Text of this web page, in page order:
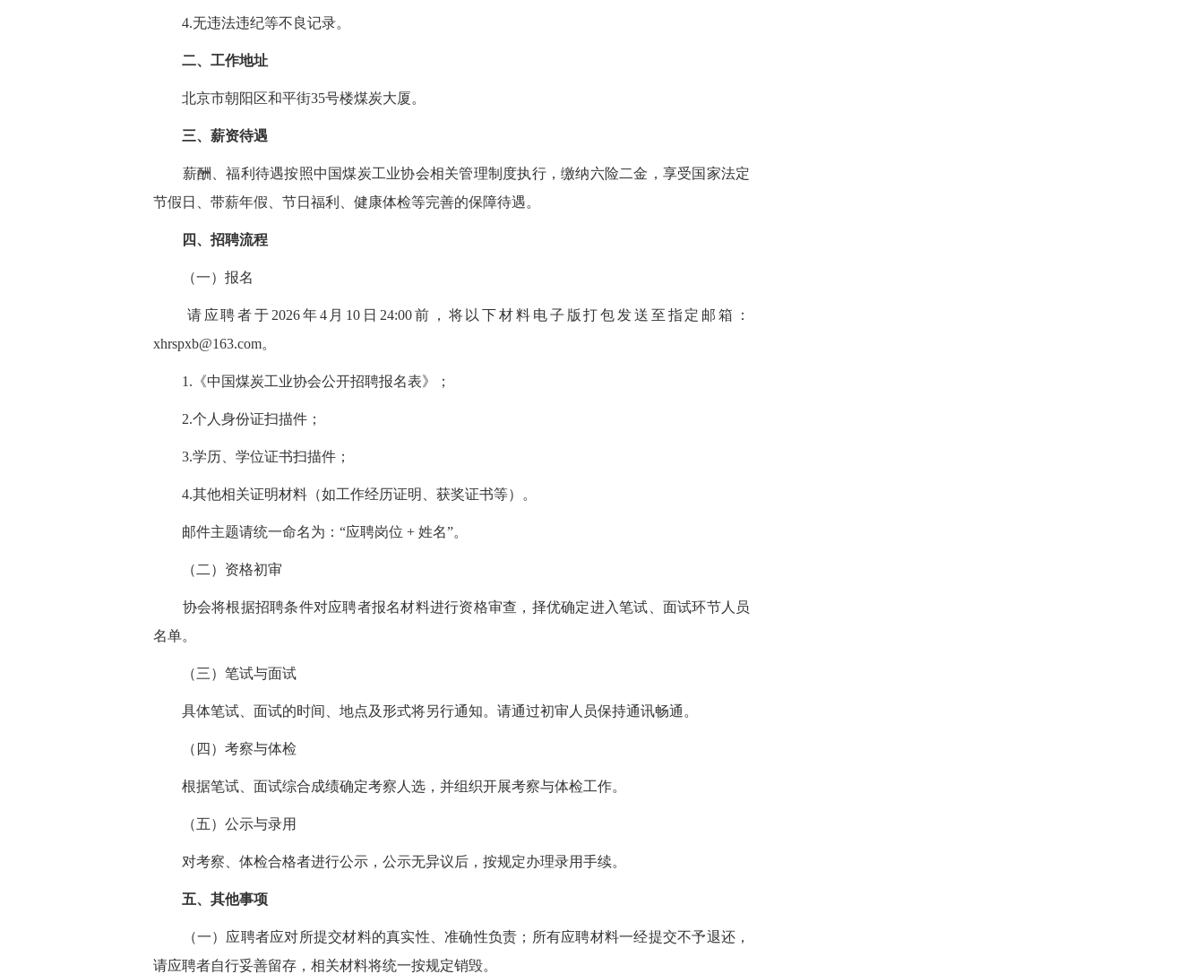
4.无违法违纪等不良记录。
二、工作地址
北京市朝阳区和平街35号楼煤炭大厦。
三、薪资待遇
薪酬、福利待遇按照中国煤炭工业协会相关管理制度执行，缴纳六险二金，享受国家法定
节假日、带薪年假、节日福利、健康体检等完善的保障待遇。
四、招聘流程
（一）报名
请应聘者于2026年4月10日24:00前，将以下材料电子版打包发送至指定邮箱：
xhrspxb@163.com。
1.《中国煤炭工业协会公开招聘报名表》；
2.个人身份证扫描件；
3.学历、学位证书扫描件；
4.其他相关证明材料（如工作经历证明、获奖证书等）。
邮件主题请统一命名为：“应聘岗位 + 姓名”。
（二）资格初审
协会将根据招聘条件对应聘者报名材料进行资格审查，择优确定进入笔试、面试环节人员
名单。
（三）笔试与面试
具体笔试、面试的时间、地点及形式将另行通知。请通过初审人员保持通讯畅通。
（四）考察与体检
根据笔试、面试综合成绩确定考察人选，并组织开展考察与体检工作。
（五）公示与录用
对考察、体检合格者进行公示，公示无异议后，按规定办理录用手续。
五、其他事项
（一）应聘者应对所提交材料的真实性、准确性负责；所有应聘材料一经提交不予退还，
请应聘者自行妥善留存，相关材料将统一按规定销毁。